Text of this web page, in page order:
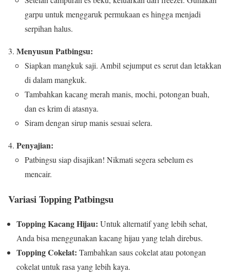
garpu untuk menggaruk permukaan es hingga menjadi
serpihan halus.
Menyusun Patbingsu:
Siapkan mangkuk saji. Ambil sejumput es serut dan letakkan
di dalam mangkuk.
Tambahkan kacang merah manis, mochi, potongan buah,
dan es krim di atasnya.
Siram dengan sirup manis sesuai selera.
Penyajian:
Patbingsu siap disajikan! Nikmati segera sebelum es
mencair.
Variasi Topping Patbingsu
Topping Kacang Hijau: Untuk alternatif yang lebih sehat,
Anda bisa menggunakan kacang hijau yang telah direbus.
Topping Cokelat: Tambahkan saus cokelat atau potongan
cokelat untuk rasa yang lebih kaya.